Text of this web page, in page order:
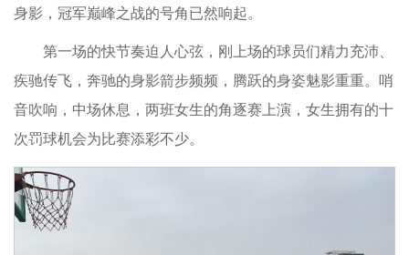
身影，冠军巅峰之战的号角已然响起。
第一场的快节奏迫人心弦，刚上场的球员们精力充沛、
疾驰传飞，奔驰的身影箭步频频，腾跃的身姿魅影重重。哨
音吹响，中场休息，两班女生的角逐赛上演，女生拥有的十
次罚球机会为比赛添彩不少。